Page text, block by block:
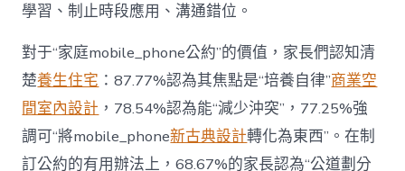
學習、制止時段應用、溝通錯位。
對于“家庭mobile_phone公約”的價值，家長們認知清
楚養生住宅 ：87.77%認為其焦點是“培養自律”商業空
間室內設計 ，78.54%認為能“減少沖突”，77.25%強
調可“將mobile_phone新古典設計轉化為東西”。在制
訂公約的有用辦法上，68.67%的家長認為“公道劃分